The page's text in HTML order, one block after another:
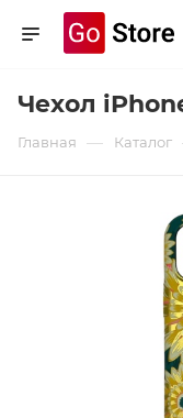
Чехол
Главная — Каталог